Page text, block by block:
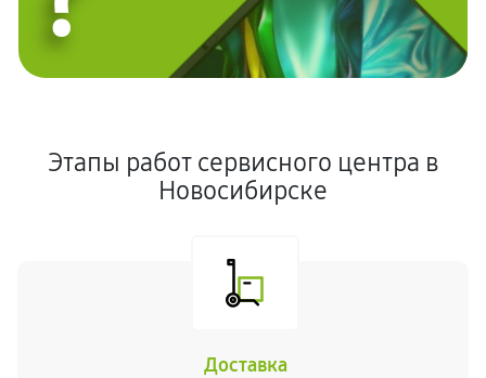
Этапы работ сервисного центра в
Новосибирске
Доставка